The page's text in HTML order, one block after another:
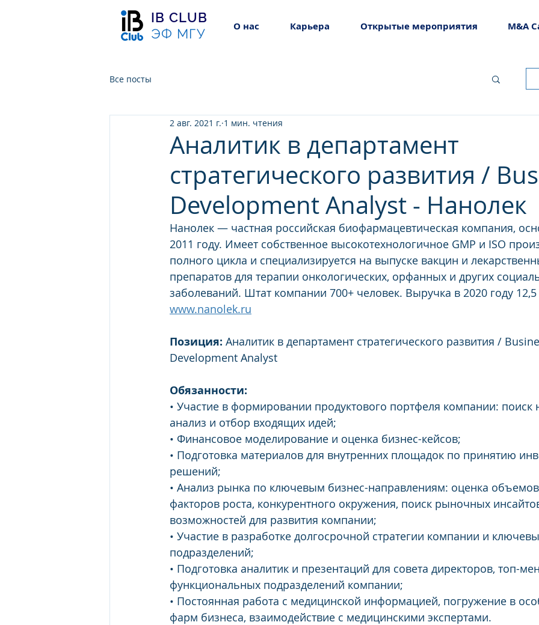
IB CLUB
ЭФ МГУ
О нас Карьера Открытые мероприятия M&A
Все посты
Аналитик в департамент
стратегического развития /
Development Analyst - Нанолек
2 авг. 2021 г. 1 мин. чтения
Нанолек — частная российская биофармацевтическая компания,
2011 году. Имеет собственное высокотехнологичное GMP и ISO
полного цикла и специализируется на выпуске вакцин и
препаратов для терапии онкологических, орфанных и других
заболеваний. Штат компании 700+ человек. Выручка в 2020 году
www.nanolek.ru
Позиция: Аналитик в департамент стратегического развития /
Development Analyst
Обязанности:
• Участие в формировании продуктового портфеля компании:
анализ и отбор входящих идей;
• Финансовое моделирование и оценка бизнес-кейсов;
• Подготовка материалов для внутренних площадок по принятию
решений;
• Анализ рынка по ключевым бизнес-направлениям: оценка
факторов роста, конкурентного окружения, поиск рыночных
возможностей для развития компании;
• Участие в разработке долгосрочной стратегии компании и
подразделений;
• Подготовка аналитик и презентаций для совета директоров, топ-
функциональных подразделений компании;
• Постоянная работа с медицинской информацией, погружение в
фарм бизнеса, взаимодействие с медицинскими экспертами.